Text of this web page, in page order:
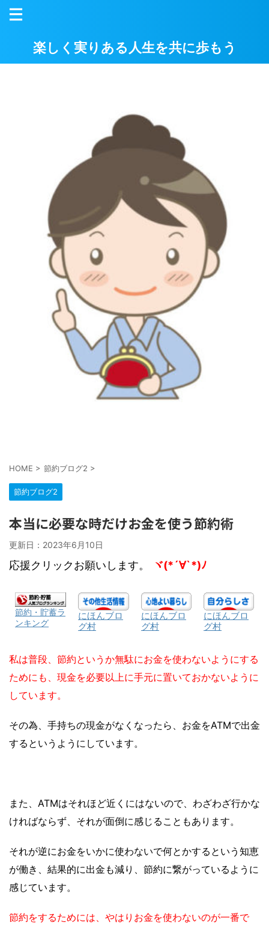
楽しく実りある人生を共に歩もう
HOME > 節約ブログ2 >
節約ブログ2
本当に必要な時だけお金を使う節約術
更新日： 2023年6月10日
応援クリックお願いします。 ヾ(*´∀`*)ﾉ
節約・貯蓄ラ
ンキング
にほんブロ
グ村
にほんブロ
グ村
にほんブロ
グ村
私は普段、節約というか無駄にお金を使わないようにする
ためにも、現金を必要以上に手元に置いておかないように
しています。
その為、手持ちの現金がなくなったら、 お金をATMで出金
するというようにしています。
また、ATMはそれほど近くにはないので、わざわざ行かな
ければならず、それが面倒に感じることもあります。
それが逆にお金をいかに使わないで何とかするという知恵
が働き、結果的に出金も減り、節約に繋がっているように
感じています。
節約をするためには、やはりお金を使わないのが一番で